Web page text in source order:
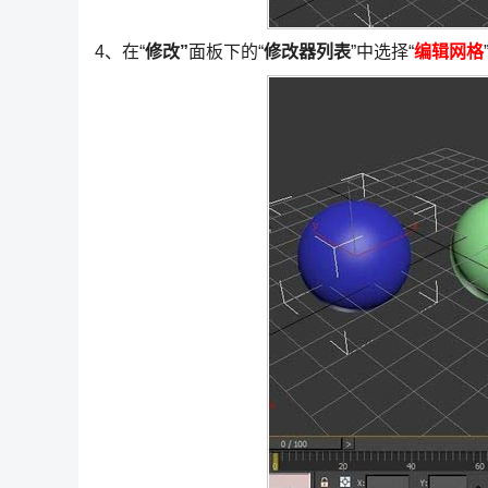
4、在“修改”面板下的“修改器列表”中选择“编辑网格